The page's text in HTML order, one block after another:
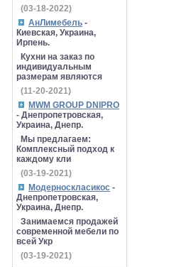
(03-18-2022)
АнЛимебель -
Киевская, Украина,
Ирпень.
Кухни на заказ по
индивидуальным
размерам являются
(11-20-2021)
MWM GROUP DNIPRO
- Днепропетровская,
Украина, Днепр.
Мы предлагаем:
Комплексный подход к
каждому кли
(03-19-2021)
Модерноскласикос -
Днепропетровская,
Украина, Днепр.
Занимаемся продажей
современной мебели по
всей Укр
(03-19-2021)